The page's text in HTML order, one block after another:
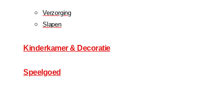
Verzorging
Slapen
Kinderkamer & Decoratie
Speelgoed